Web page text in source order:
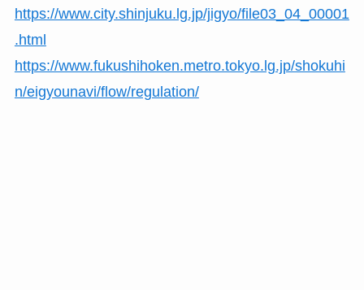
https://www.city.shinjuku.lg.jp/jigyo/file03_04_00001
.html
https://www.fukushihoken.metro.tokyo.lg.jp/shokuhi
n/eigyounavi/flow/regulation/